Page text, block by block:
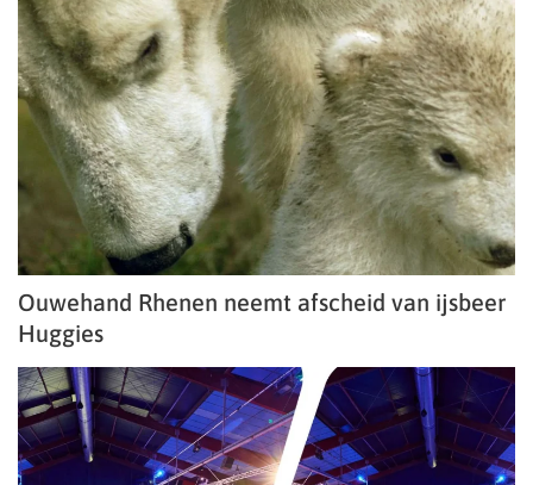
Ouwehand Rhenen neemt afscheid van ijsbeer
Huggies